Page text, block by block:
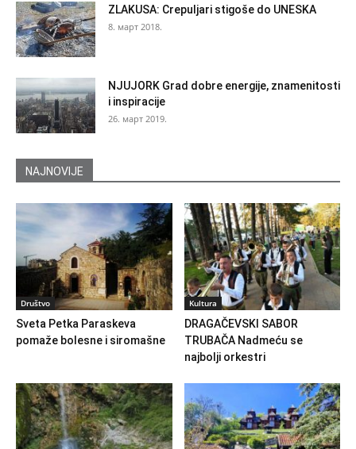
ZLAKUSA: Crepuljari stigoše do UNESKA
8. март 2018.
NJUJORK Grad dobre energije, znamenitosti
i inspiracije
26. март 2019.
NAJNOVIJE
Društvo
Sveta Petka Paraskeva
pomaže bolesne i siromašne
Kultura
DRAGAČEVSKI SABOR
TRUBAČA Nadmeću se
najbolji orkestri